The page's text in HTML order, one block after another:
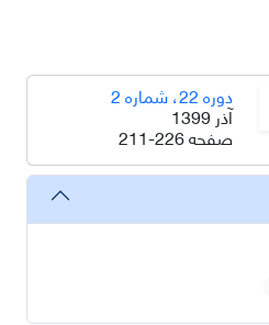
دوره 22، شماره 2
آذر 1399
صفحه211-226